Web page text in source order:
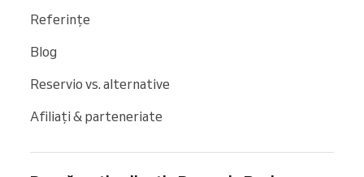
Referințe
Blog
Reservio vs. alternative
Afiliați & parteneriate